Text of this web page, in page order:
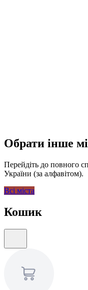
Обрати інше
Перейдіть до повного
України (за алфавітом).
Всі міста
Кошик